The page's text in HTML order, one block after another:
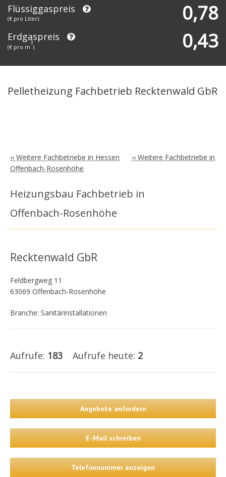
Flüssiggaspreis
(€ pro Liter) 0,78
Erdgaspreis
(€ pro m
3
) 0,43
Pelletheizung Fachbetrieb Recktenwald GbR
‹‹ Weitere Fachbetriebe in Hessen
‹‹ Weitere Fachbetriebe in
Offenbach-Rosenhöhe
Heizungsbau Fachbetrieb in
Offenbach-Rosenhöhe
Recktenwald GbR
Feldbergweg 11
63069 Offenbach-Rosenhöhe
Branche: Sanitärinstallationen
Aufrufe: 183 Aufrufe heute: 2
Angebote anfordern
E-Mail schreiben
Telefonnummer anzeigen